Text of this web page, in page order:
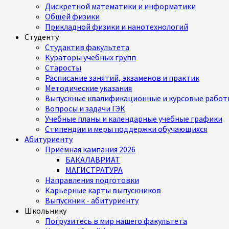
Дискретной математики и информатики
Общей физики
Прикладной физики и нанотехнологий
Студенту
Студактив факультета
Кураторы учебных групп
Старосты
Расписание занятий, экзаменов и практик
Методические указания
Выпускные квалификационные и курсовые
Вопросы и задачи ГЭК
Учебные планы и календарные учебные графики
Стипендии и меры поддержки обучающихся
Абитуриенту
Приёмная кампания 2026
БАКАЛАВРИАТ
МАГИСТРАТУРА
Направления подготовки
Карьерные карты выпускников
Выпускник - абитуриенту
Школьнику
Погрузитесь в мир нашего факультета